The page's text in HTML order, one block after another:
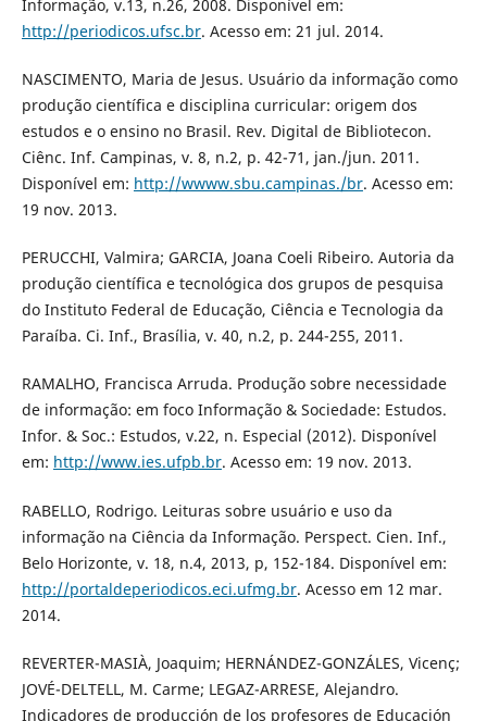
Informação, v.13, n.26, 2008. Disponível em:
http://periodicos.ufsc.br. Acesso em: 21 jul. 2014.
NASCIMENTO, Maria de Jesus. Usuário da informação como
produção científica e disciplina curricular: origem dos
estudos e o ensino no Brasil. Rev. Digital de Bibliotecon.
Ciênc. Inf. Campinas, v. 8, n.2, p. 42-71, jan./jun. 2011.
Disponível em: http://wwww.sbu.campinas./br. Acesso em:
19 nov. 2013.
PERUCCHI, Valmira; GARCIA, Joana Coeli Ribeiro. Autoria da
produção científica e tecnológica dos grupos de pesquisa
do Instituto Federal de Educação, Ciência e Tecnologia da
Paraíba. Ci. Inf., Brasília, v. 40, n.2, p. 244-255, 2011.
RAMALHO, Francisca Arruda. Produção sobre necessidade
de informação: em foco Informação & Sociedade: Estudos.
Infor. & Soc.: Estudos, v.22, n. Especial (2012). Disponível
em: http://www.ies.ufpb.br. Acesso em: 19 nov. 2013.
RABELLO, Rodrigo. Leituras sobre usuário e uso da
informação na Ciência da Informação. Perspect. Cien. Inf.,
Belo Horizonte, v. 18, n.4, 2013, p, 152-184. Disponível em:
http://portaldeperiodicos.eci.ufmg.br. Acesso em 12 mar.
2014.
REVERTER-MASIÀ, Joaquim; HERNÁNDEZ-GONZÁLES, Vicenç;
JOVÉ-DELTELL, M. Carme; LEGAZ-ARRESE, Alejandro.
Indicadores de producción de los profesores de Educación